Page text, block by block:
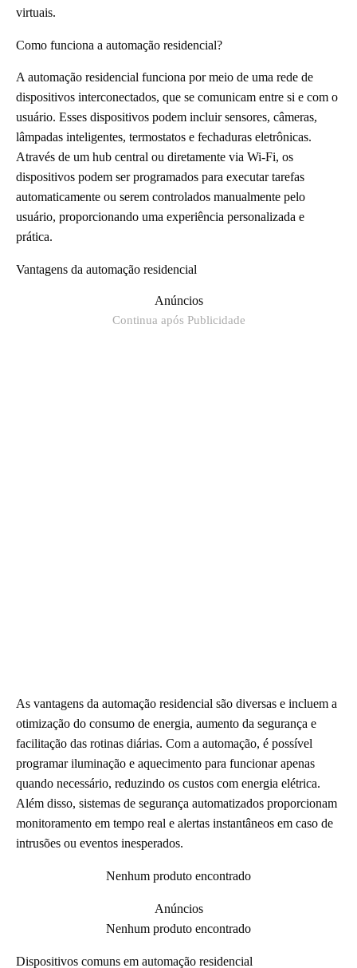
virtuais.
Como funciona a automação residencial?
A automação residencial funciona por meio de uma rede de
dispositivos interconectados, que se comunicam entre si e com o
usuário. Esses dispositivos podem incluir sensores, câmeras,
lâmpadas inteligentes, termostatos e fechaduras eletrônicas.
Através de um hub central ou diretamente via Wi-Fi, os
dispositivos podem ser programados para executar tarefas
automaticamente ou serem controlados manualmente pelo
usuário, proporcionando uma experiência personalizada e
prática.
Vantagens da automação residencial
Anúncios
Continua após Publicidade
As vantagens da automação residencial são diversas e incluem a
otimização do consumo de energia, aumento da segurança e
facilitação das rotinas diárias. Com a automação, é possível
programar iluminação e aquecimento para funcionar apenas
quando necessário, reduzindo os custos com energia elétrica.
Além disso, sistemas de segurança automatizados proporcionam
monitoramento em tempo real e alertas instantâneos em caso de
intrusões ou eventos inesperados.
Nenhum produto encontrado
Anúncios
Nenhum produto encontrado
Dispositivos comuns em automação residencial